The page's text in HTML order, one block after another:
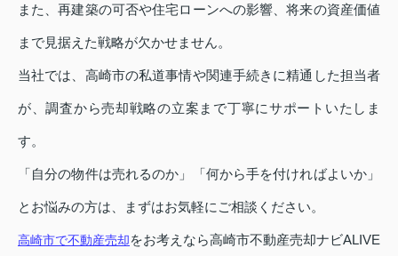
また、再建築の可否や住宅ローンへの影響、将来の資産価値
まで見据えた戦略が欠かせません。
当社では、高崎市の私道事情や関連手続きに精通した担当者
が、調査から売却戦略の立案まで丁寧にサポートいたしま
す。
「自分の物件は売れるのか」「何から手を付ければよいか」
とお悩みの方は、まずはお気軽にご相談ください。
高崎市で不動産売却をお考えなら高崎市不動産売却ナビALIVE